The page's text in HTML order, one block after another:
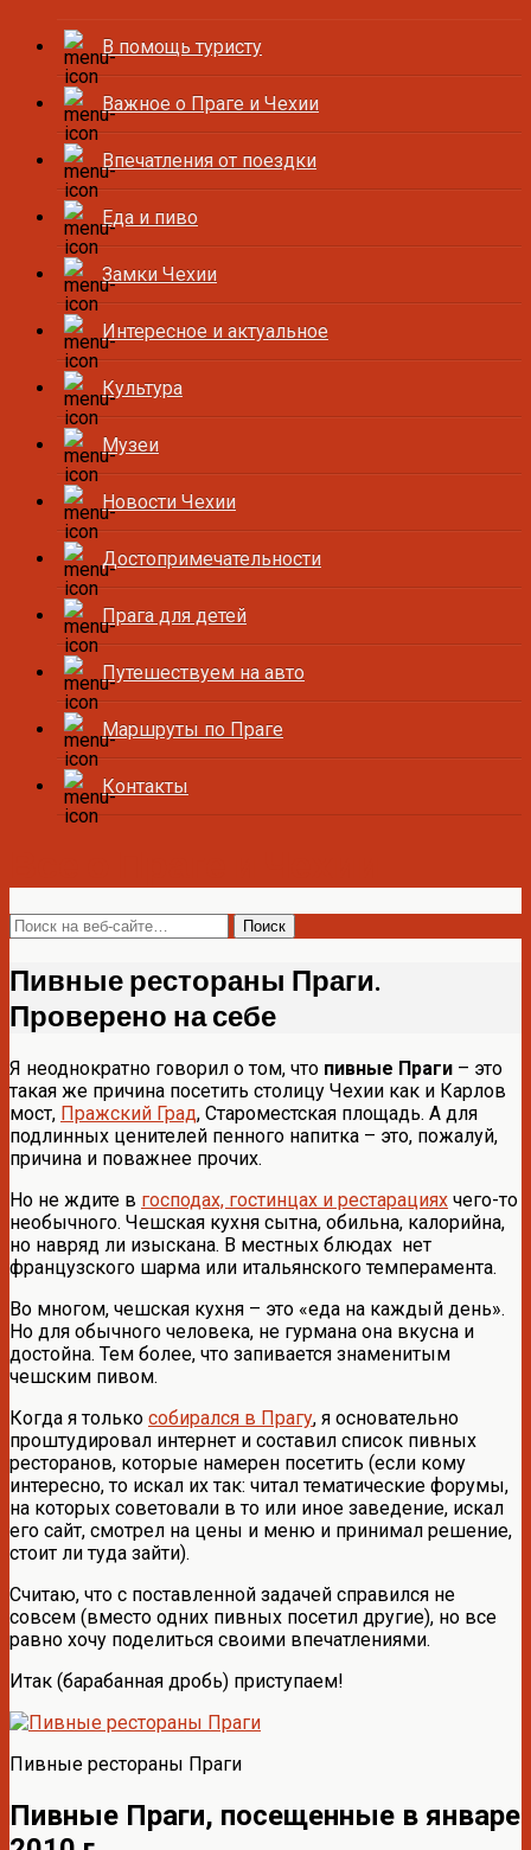
В помощь туристу
Важное о Праге и Чехии
Впечатления от поездки
Еда и пиво
Замки Чехии
Интересное и актуальное
Культура
Музеи
Новости Чехии
Достопримечательности
Прага для детей
Путешествуем на авто
Маршруты по Праге
Контакты
Пивные рестораны Праги.
Проверено на себе
Я неоднократно говорил о том, что пивные Праги – это
такая же причина посетить столицу Чехии как и Карлов
мост, Пражский Град, Староместская площадь. А для
подлинных ценителей пенного напитка – это, пожалуй,
причина и поважнее прочих.
Но не ждите в господах, гостинцах и рестарациях чего-то
необычного. Чешская кухня сытна, обильна, калорийна,
но навряд ли изыскана. В местных блюдах нет
французского шарма или итальянского темперамента.
Во многом, чешская кухня – это «еда на каждый день».
Но для обычного человека, не гурмана она вкусна и
достойна. Тем более, что запивается знаменитым
чешским пивом.
Когда я только собирался в Прагу, я основательно
проштудировал интернет и составил список пивных
ресторанов, которые намерен посетить (если кому
интересно, то искал их так: читал тематические форумы,
на которых советовали в то или иное заведение, искал
его сайт, смотрел на цены и меню и принимал решение,
стоит ли туда зайти).
Считаю, что с поставленной задачей справился не
совсем (вместо одних пивных посетил другие), но все
равно хочу поделиться своими впечатлениями.
Итак (барабанная дробь) приступаем!
Пивные рестораны Праги
Пивные Праги, посещенные в январе